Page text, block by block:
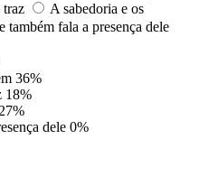
traz
A sabedoria e os
também fala a presença dele
36%
18%
27%
dele 0%